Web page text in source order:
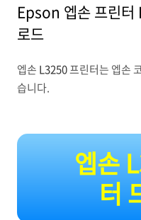
Epson 엡손 프린터
로드
엡손 L3250프린터는 엡손
습니다.
엡손
터